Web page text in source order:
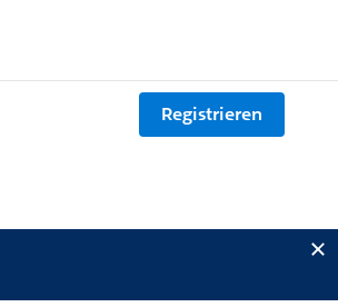
Registrieren